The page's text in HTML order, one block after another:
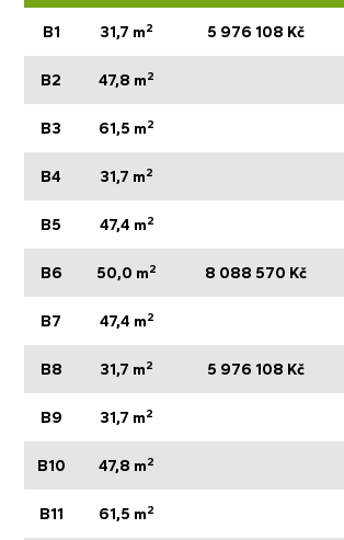
B1 31,7 m2 5 976 108 Kč
B2 47,8 m2
B3 61,5 m2
B4 31,7 m2
B5 47,4 m2
B6 50,0 m2 8 088 570 Kč
B7 47,4 m2
B8 31,7 m2 5 976 108 Kč
B9 31,7 m2
B10 47,8 m2
B11 61,5 m2